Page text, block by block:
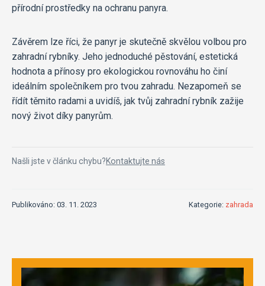
přírodní prostředky na ochranu panyra.
Závěrem lze říci, že panyr je skutečně skvělou volbou pro
zahradní rybníky. Jeho jednoduché pěstování, estetická
hodnota a přínosy pro ekologickou rovnováhu ho činí
ideálním společníkem pro tvou zahradu. Nezapomeň se
řídít těmito radami a uvidíš, jak tvůj zahradní rybník zažije
nový život díky panyrům.
Našli jste v článku chybu?Kontaktujte nás
Publikováno: 03. 11. 2023 Kategorie: zahrada